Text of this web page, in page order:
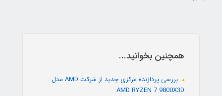
همچنین بخوانید...
بررسی پردازنده مرکزی جدید از شرکت AMD مدل
AMD RYZEN 7 9800X3D